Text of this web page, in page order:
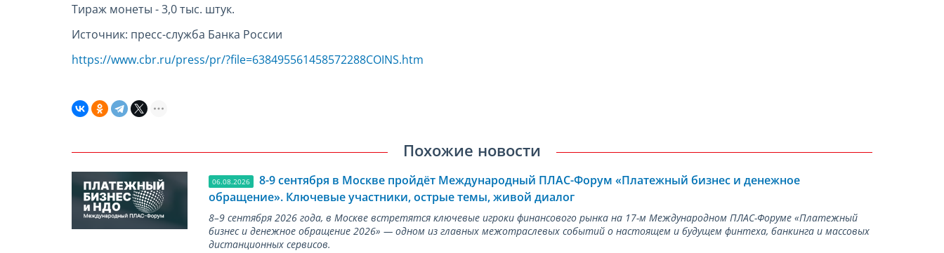
Тираж монеты - 3,0 тыс. штук.
Источник: пресс-служба Банка России
https://www.cbr.ru/press/pr/?file=638495561458572288COINS.htm
Похожие новости
06.08.2026
8-9 сентября в Москве пройдёт Международный ПЛАС-Форум «Платежный бизнес и денежное
обращение». Ключевые участники, острые темы, живой диалог
8–9 сентября 2026 года, в Москве встретятся ключевые игроки финансового рынка на 17-м Международном ПЛАС-Форуме «Платежный
бизнес и денежное обращение 2026» — одном из главных межотраслевых событий о настоящем и будущем финтеха, банкинга и массовых
дистанционных сервисов.